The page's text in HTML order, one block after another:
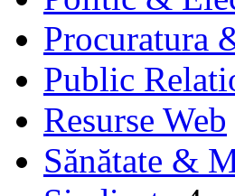
Procuratura
Public
Resurse Web
Sănătate &